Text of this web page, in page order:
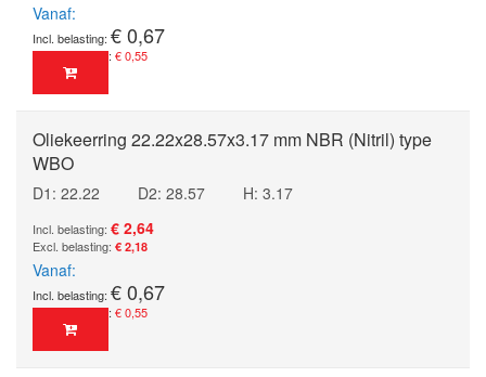
Vanaf
€ 0,67
€ 0,55
Oliekeerring 22.22x28.57x3.17 mm NBR (Nitril) type
WBO
D1: 22.22 D2: 28.57
H: 3.17
€ 2,64
€ 2,18
Vanaf
€ 0,67
€ 0,55